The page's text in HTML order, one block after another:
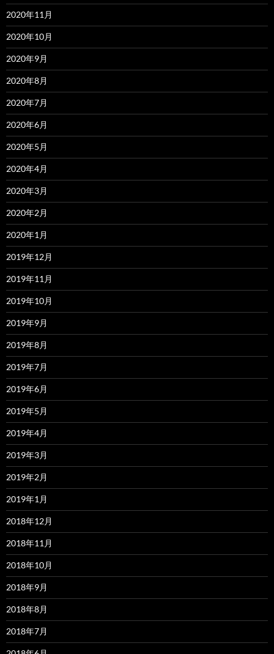
2020年11月
2020年10月
2020年9月
2020年8月
2020年7月
2020年6月
2020年5月
2020年4月
2020年3月
2020年2月
2020年1月
2019年12月
2019年11月
2019年10月
2019年9月
2019年8月
2019年7月
2019年6月
2019年5月
2019年4月
2019年3月
2019年2月
2019年1月
2018年12月
2018年11月
2018年10月
2018年9月
2018年8月
2018年7月